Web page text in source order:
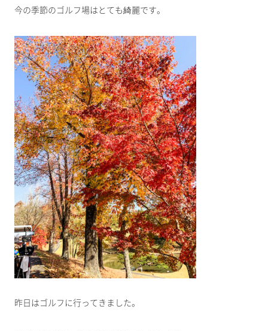
今の季節のゴルフ場はとても綺麗です。
昨日はゴルフに行ってきました。